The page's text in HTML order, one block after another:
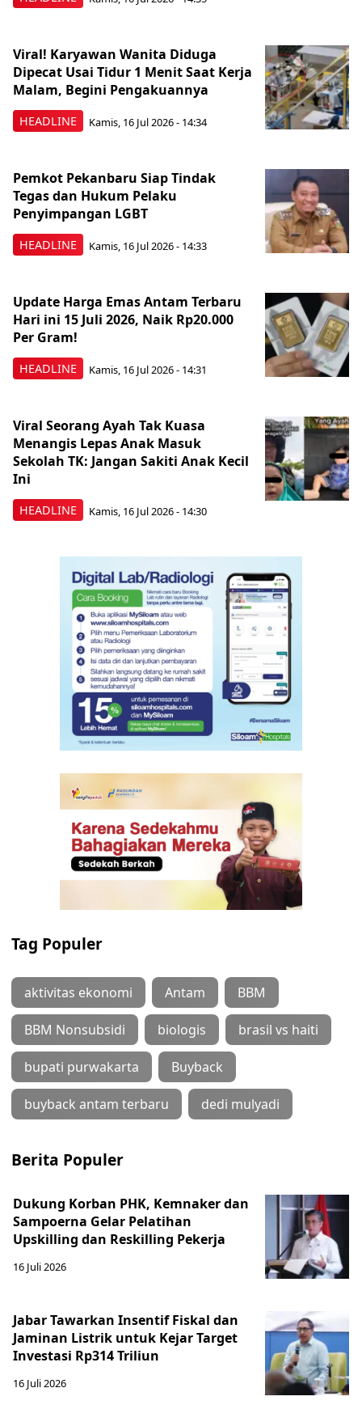
HEADLINE
Viral! Karyawan Wanita Diduga
Dipecat Usai Tidur 1 Menit Saat Kerja
Malam, Begini Pengakuannya
Kamis, 16 Jul 2026 - 14:34
HEADLINE
Pemkot Pekanbaru Siap Tindak
Tegas dan Hukum Pelaku
Penyimpangan LGBT
Kamis, 16 Jul 2026 - 14:33
HEADLINE
Update Harga Emas Antam Terbaru
Hari ini 15 Juli 2026, Naik Rp20.000
Per Gram!
Kamis, 16 Jul 2026 - 14:31
HEADLINE
Viral Seorang Ayah Tak Kuasa
Menangis Lepas Anak Masuk
Sekolah TK: Jangan Sakiti Anak Kecil
Ini
Kamis, 16 Jul 2026 - 14:30
Tag Populer
aktivitas ekonomi Antam BBM
BBM Nonsubsidi biologis brasil vs haiti
bupati purwakarta Buyback
buyback antam terbaru dedi mulyadi
Berita Populer
Dukung Korban PHK, Kemnaker dan
Sampoerna Gelar Pelatihan
Upskilling dan Reskilling Pekerja
16 Juli 2026
Jabar Tawarkan Insentif Fiskal dan
Jaminan Listrik untuk Kejar Target
Investasi Rp314 Triliun
16 Juli 2026